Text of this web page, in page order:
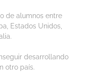
de alumnos entre
Estados Unidos,
desarrollando
otro país.